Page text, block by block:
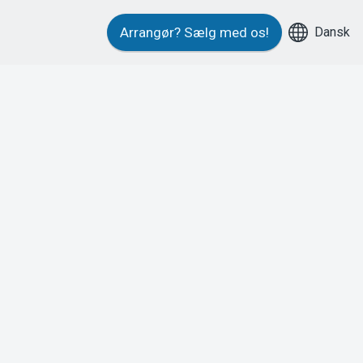
Arrangør? Sælg med os! Dansk